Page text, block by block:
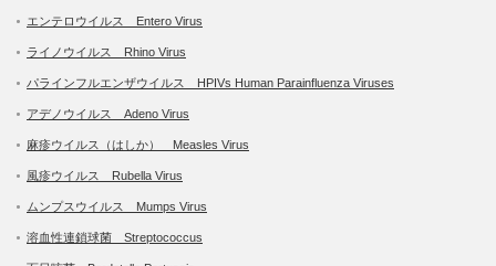
エンテロウイルス Entero Virus
ライノウイルス Rhino Virus
パラインフルエンザウイルス HPIVs Human Parainfluenza Viruses
アデノウイルス Adeno Virus
麻疹ウイルス（はしか） Measles Virus
風疹ウイルス Rubella Virus
ムンプスウイルス Mumps Virus
溶血性連鎖球菌 Streptococcus